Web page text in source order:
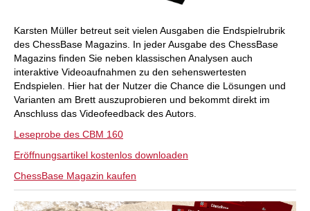
Karsten Müller betreut seit vielen Ausgaben die Endspielrubrik
des ChessBase Magazins. In jeder Ausgabe des ChessBase
Magazins finden Sie neben klassischen Analysen auch
interaktive Videoaufnahmen zu den sehenswertesten
Endspielen. Hier hat der Nutzer die Chance die Lösungen und
Varianten am Brett auszuprobieren und bekommt direkt im
Anschluss das Videofeedback des Autors.
Leseprobe des CBM 160
Eröffnungsartikel kostenlos downloaden
ChessBase Magazin kaufen